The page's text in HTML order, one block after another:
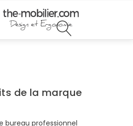
de la marque
bureau professionnel